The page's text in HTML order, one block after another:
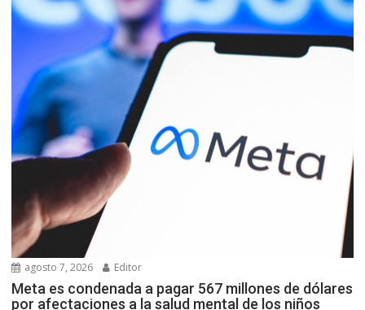
agosto 7, 2026 Editor
Meta es condenada a pagar 567 millones de dólares
por afectaciones a la salud mental de los niños